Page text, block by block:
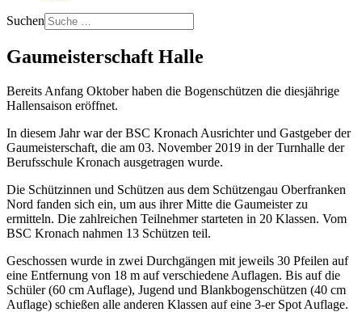
Suchen
Gaumeisterschaft Halle
Bereits Anfang Oktober haben die Bogenschützen die diesjährige
Hallensaison eröffnet.
In diesem Jahr war der BSC Kronach Ausrichter und Gastgeber der
Gaumeisterschaft, die am 03. November 2019 in der Turnhalle der
Berufsschule Kronach ausgetragen wurde.
Die Schützinnen und Schützen aus dem Schützengau Oberfranken
Nord fanden sich ein, um aus ihrer Mitte die Gaumeister zu
ermitteln. Die zahlreichen Teilnehmer starteten in 20 Klassen. Vom
BSC Kronach nahmen 13 Schützen teil.
Geschossen wurde in zwei Durchgängen mit jeweils 30 Pfeilen auf
eine Entfernung von 18 m auf verschiedene Auflagen. Bis auf die
Schüler (60 cm Auflage), Jugend und Blankbogenschützen (40 cm
Auflage) schießen alle anderen Klassen auf eine 3-er Spot Auflage.